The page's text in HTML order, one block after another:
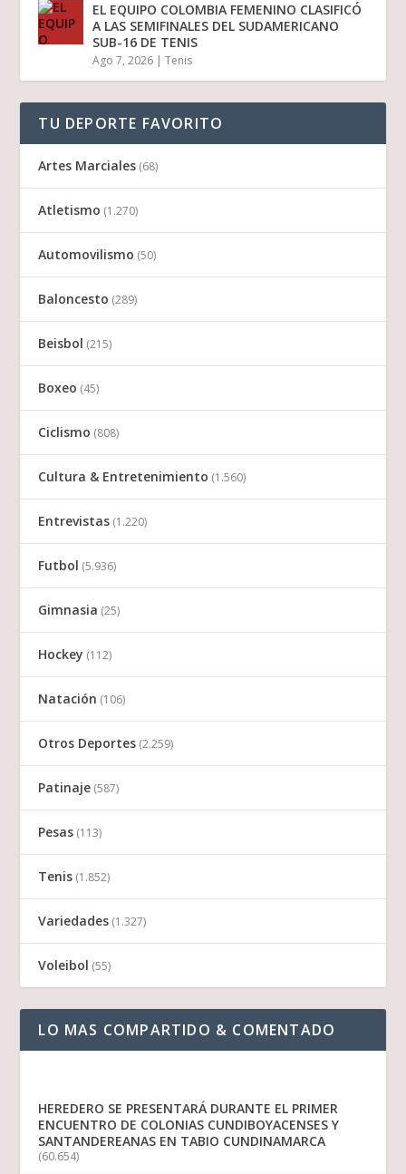
EL EQUIPO COLOMBIA FEMENINO CLASIFICÓ
A LAS SEMIFINALES DEL SUDAMERICANO
SUB-16 DE TENIS
Ago 7, 2026 |Tenis
TU DEPORTE FAVORITO
Artes Marciales (68)
Atletismo (1.270)
Automovilismo (50)
Baloncesto (289)
Beisbol (215)
Boxeo (45)
Ciclismo (808)
Cultura & Entretenimiento (1.560)
Entrevistas (1.220)
Futbol (5.936)
Gimnasia (25)
Hockey (112)
Natación (106)
Otros Deportes (2.259)
Patinaje (587)
Pesas (113)
Tenis (1.852)
Variedades (1.327)
Voleibol (55)
LO MAS COMPARTIDO & COMENTADO
HEREDERO SE PRESENTARÁ DURANTE EL PRIMER
ENCUENTRO DE COLONIAS CUNDIBOYACENSES Y
SANTANDEREANAS EN TABIO CUNDINAMARCA
(60.654)